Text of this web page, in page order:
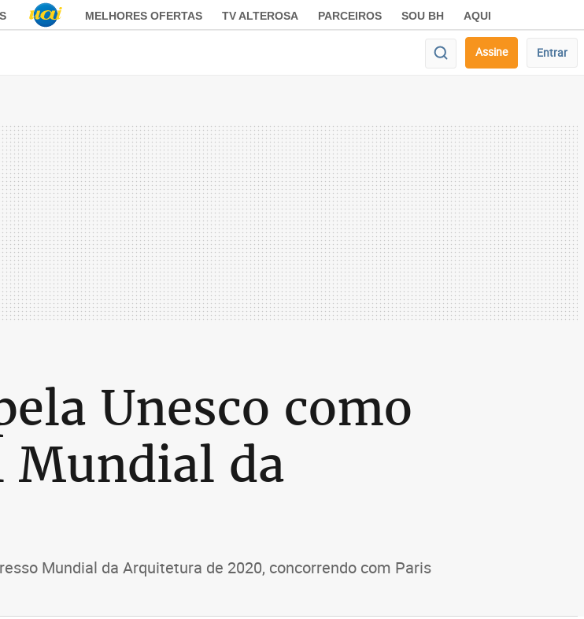
MELHORES OFERTAS TV ALTEROSA PARCEIROS SOU BH AQUI
Assine Entrar
Unesco como
da
Mundial da Arquitetura de 2020, concorrendo com Paris